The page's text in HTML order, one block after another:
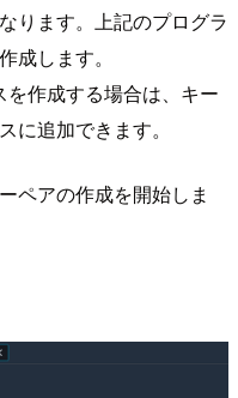
ります。上記のプログラ
成します。
作成する場合は、キー
に追加できます。
ペアの作成を開始しま